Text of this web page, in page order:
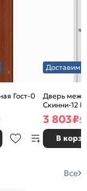
Гост-0
каркасно-
Доставим
Дверь
Скинни-12
глухая,
3 803₽5
В
Все